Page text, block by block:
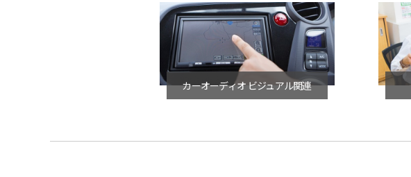
カーオーディオ ビジュアル関連